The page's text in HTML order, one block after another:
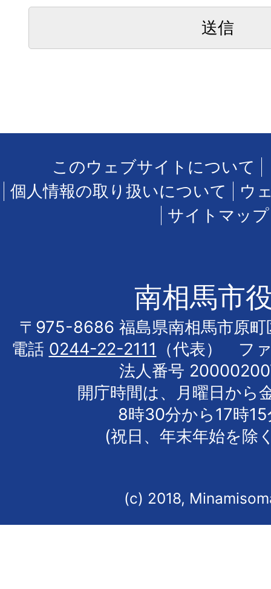
このウェブサイトについて
個人情報の取り扱いについて
ウ
サイトマップ
南相馬市
〒975-8686 福島県南相馬市原町
電話 0244-22-2111
（代表） フ
法人番号
開庁時間は、月曜日から
8時30分から17時
(祝日、年末年始を除
(c) 2018,